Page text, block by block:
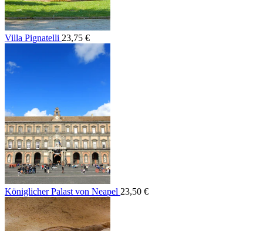
Villa Pignatelli 23,75 €
Königlicher Palast von Neapel 23,50 €